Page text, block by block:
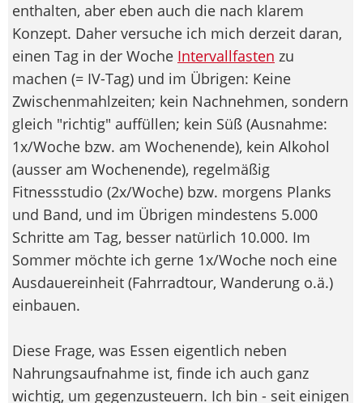
enthalten, aber eben auch die nach klarem
Konzept. Daher versuche ich mich derzeit daran,
einen Tag in der Woche Intervallfasten zu
machen (= IV-Tag) und im Übrigen: Keine
Zwischenmahlzeiten; kein Nachnehmen, sondern
gleich "richtig" auffüllen; kein Süß (Ausnahme:
1x/Woche bzw. am Wochenende), kein Alkohol
(ausser am Wochenende), regelmäßig
Fitnessstudio (2x/Woche) bzw. morgens Planks
und Band, und im Übrigen mindestens 5.000
Schritte am Tag, besser natürlich 10.000. Im
Sommer möchte ich gerne 1x/Woche noch eine
Ausdauereinheit (Fahrradtour, Wanderung o.ä.)
einbauen.
Diese Frage, was Essen eigentlich neben
Nahrungsaufnahme ist, finde ich auch ganz
wichtig, um gegenzusteuern. Ich bin - seit einigen